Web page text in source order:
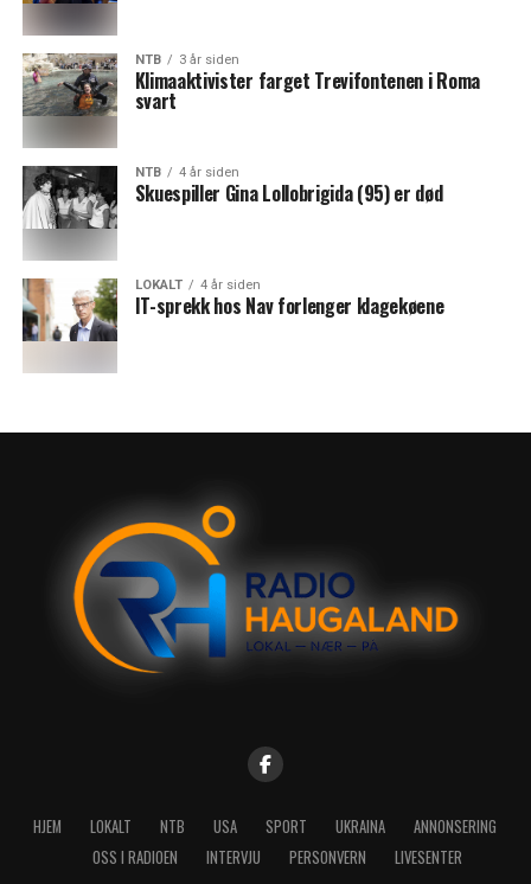
NTB 3 år siden
Klimaaktivister farget Trevifontenen i Roma
svart
NTB 4 år siden
Skuespiller Gina Lollobrigida (95) er død
LOKALT 4 år siden
IT-sprekk hos Nav forlenger klagekøene
HJEM LOKALT NTB USA SPORT UKRAINA
ANNONSERING
OSS I RADIOEN
INTERVJU PERSONVERN LIVESENTER